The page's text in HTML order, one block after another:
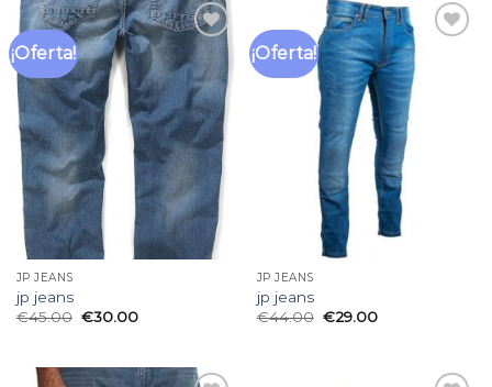
¡Oferta!
a la
lista
de
deseos
JP JEANS
jp jeans
€45.00 €30.00
¡Oferta!
JP JEANS
jp jeans
€44.00 €29.00